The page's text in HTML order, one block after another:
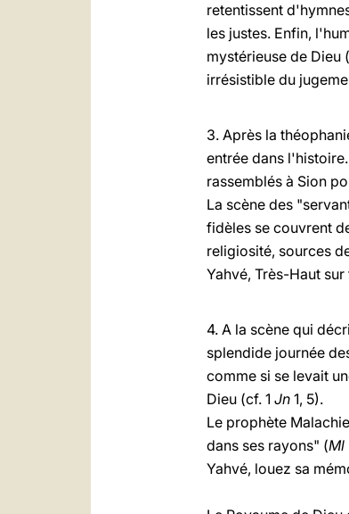
retentissent
les justes. Enfin,
mystérieuse de Dieu
irrésistible du
3. Après la
entrée dans
rassemblés à Sion
La scène des
fidèles se couvrent
religiosité, sources
Yahvé, Très-Haut
4. A la scène qui
splendide journée
comme si se levait
Dieu (cf. 1 Jn 1, 5).
Le prophète
dans ses rayons" (Ml
Yahvé, louez sa